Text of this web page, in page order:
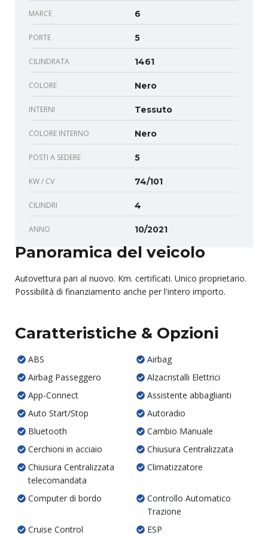
MARCE 6
PORTE 5
CILINDRATA 1461
COLORE Nero
INTERNI Tessuto
COLORE INTERNO Nero
POSTI A SEDERE 5
KW / CV 74/101
CILINDRI 4
ANNO 10/2021
Panoramica del veicolo
Autovettura pari al nuovo. Km. certificati. Unico proprietario.
Possibilità di finanziamento anche per l'intero importo.
Caratteristiche & Opzioni
ABS
Airbag
Airbag Passeggero
Alzacristalli Elettrici
App-Connect
Assistente abbaglianti
Auto Start/Stop
Autoradio
Bluetooth
Cambio Manuale
Cerchioni in acciaio
Chiusura Centralizzata
Chiusura Centralizzata
telecomandata
Climatizzatore
Computer di bordo
Controllo Automatico
Trazione
Cruise Control
ESP